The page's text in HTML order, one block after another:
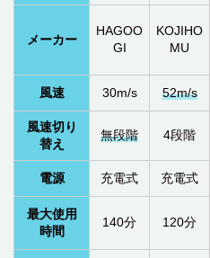
メーカー
HAGOO
GI
KOJIHO
MU
風速 30m/s 52m/s
風速切り
替え
無段階 4段階
電源 充電式 充電式
最大使用
時間
140分 120分